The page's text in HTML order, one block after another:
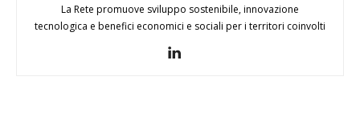
La Rete promuove sviluppo sostenibile, innovazione
tecnologica e benefici economici e sociali per i territori coinvolti